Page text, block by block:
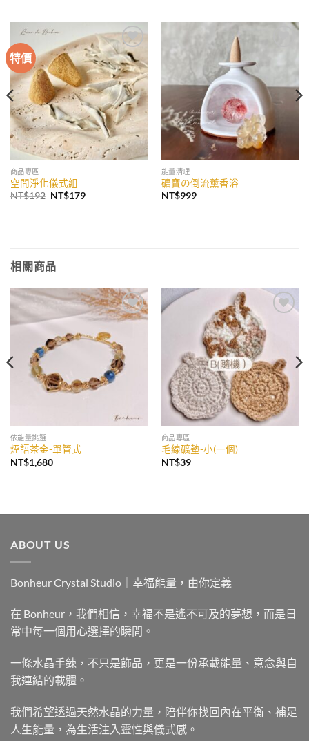
特價
加入
收藏
商品專區
空間淨化儀式組
NT$192 原
NT$179目
收藏
能量清理
礦寶の倒流薰香浴
NT$999
相關商品
加入
依能量挑選
煙語茶金-單管式
NT$1,680
商品專區
毛線礦墊-小(一個)
NT$39
ABOUT US
Bonheur Crystal Studio｜幸福能量，由你定義
在 Bonheur，我們相信，幸福不是遙不可及的夢想，而是日
常中每一個用心選擇的瞬間。
一條水晶手鍊，不只是飾品，更是一份承載能量、意念與自
我連結的載體。
我們希望透過天然水晶的力量，陪伴你找回內在平衡、補足
人生能量，為生活注入靈性與儀式感。